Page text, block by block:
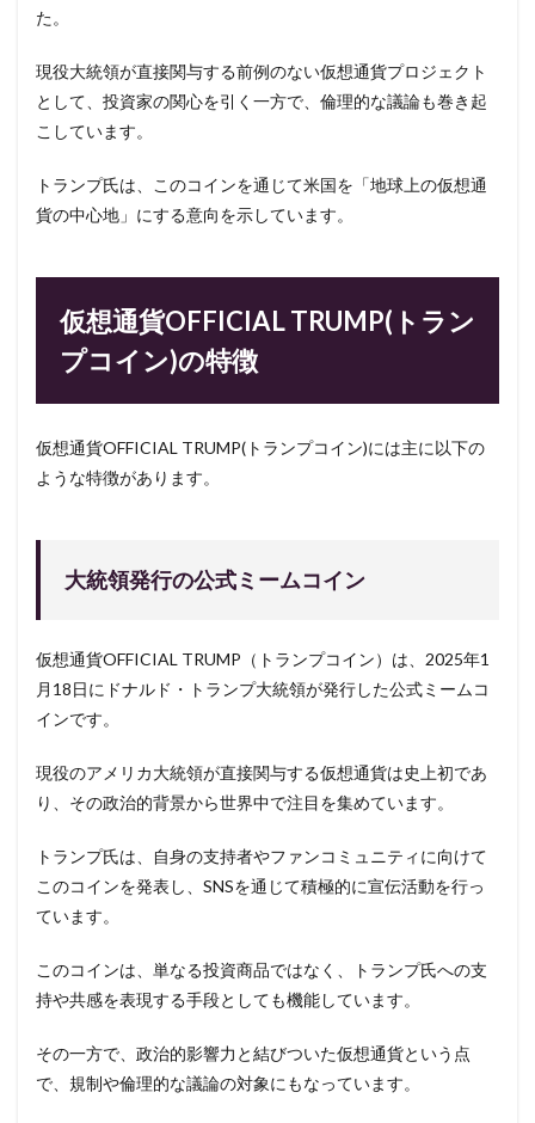
た。
現役大統領が直接関与する前例のない仮想通貨プロジェクト
として、投資家の関心を引く一方で、倫理的な議論も巻き起
こしています。
トランプ氏は、このコインを通じて米国を「地球上の仮想通
貨の中心地」にする意向を示しています。
仮想通貨OFFICIAL TRUMP(トラン
プコイン)の特徴
仮想通貨OFFICIAL TRUMP(トランプコイン)には主に以下の
ような特徴があります。
大統領発行の公式ミームコイン
仮想通貨OFFICIAL TRUMP（トランプコイン）は、2025年1
月18日にドナルド・トランプ大統領が発行した公式ミームコ
インです。
現役のアメリカ大統領が直接関与する仮想通貨は史上初であ
り、その政治的背景から世界中で注目を集めています。
トランプ氏は、自身の支持者やファンコミュニティに向けて
このコインを発表し、SNSを通じて積極的に宣伝活動を行っ
ています。
このコインは、単なる投資商品ではなく、トランプ氏への支
持や共感を表現する手段としても機能しています。
その一方で、政治的影響力と結びついた仮想通貨という点
で、規制や倫理的な議論の対象にもなっています。